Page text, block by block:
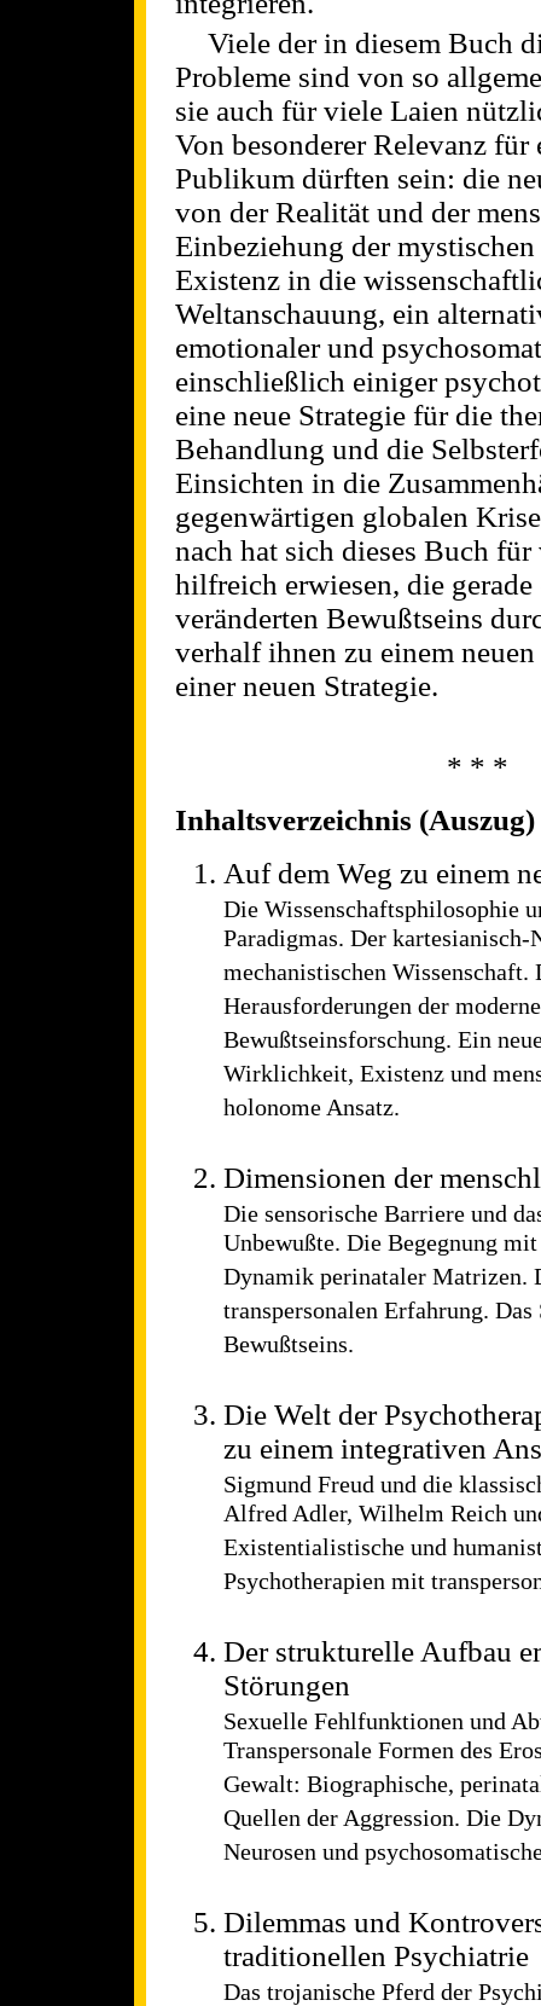
Viele der in diesem Buch
Probleme sind von so
sie auch für viele Laien
Von besonderer Relevanz für
Publikum dürften sein: die
von der Realität und der
Einbeziehung der
Existenz in die
Weltanschauung, ein
emotionaler und
einschließlich einiger
eine neue Strategie für die
Behandlung und die
Einsichten in die
gegenwärtigen globalen
nach hat sich dieses Buch für
hilfreich erwiesen, die
veränderten Bewußtseins
verhalf ihnen zu einem
einer neuen Strategie.
* * *
Inhaltsverzeichnis (Auszug)
Auf dem Weg zu einem
Die Wissenschaftsphilosophie
Paradigmas. Der kartesianisch-
mechanistischen Wissenschaft.
Herausforderungen der
Bewußtseinsforschung. Ein
Wirklichkeit, Existenz und
holonome Ansatz.
Dimensionen der
Die sensorische Barriere und
Unbewußte. Die Begegnung
Dynamik perinataler Matrizen.
transpersonalen Erfahrung. Das
Bewußtseins.
Die Welt der
zu einem integrativen
Sigmund Freud und die
Alfred Adler, Wilhelm Reich
Existentialistische und
Psychotherapien mit
Der strukturelle Aufbau
Störungen
Sexuelle Fehlfunktionen und
Transpersonale Formen des
Gewalt: Biographische,
Quellen der Aggression. Die
Neurosen und
Dilemmas und
traditionellen Psychiatrie
Das trojanische Pferd der